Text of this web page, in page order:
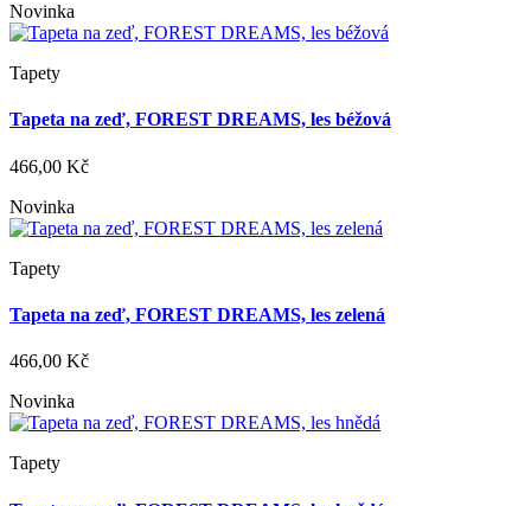
Novinka
Tapety
Tapeta na zeď, FOREST DREAMS, les béžová
466,00 Kč
Novinka
Tapety
Tapeta na zeď, FOREST DREAMS, les zelená
466,00 Kč
Novinka
Tapety